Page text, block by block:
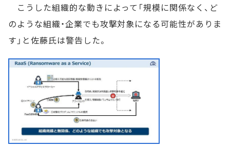
こうした組織的な動きによって「規模に関係なく、ど
のような組織・企業でも攻撃対象になる可能性がありま
す」と佐藤氏は警告した。